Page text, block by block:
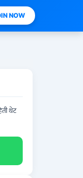
थेट
NOW